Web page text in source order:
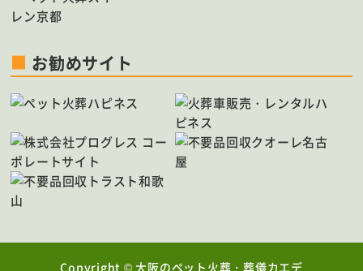
お勧めサイト
Copyright © 大阪のペット火葬・葬儀カエデ